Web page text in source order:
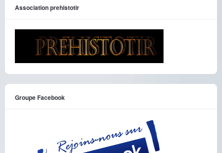
Association prehistotir
Groupe Facebook